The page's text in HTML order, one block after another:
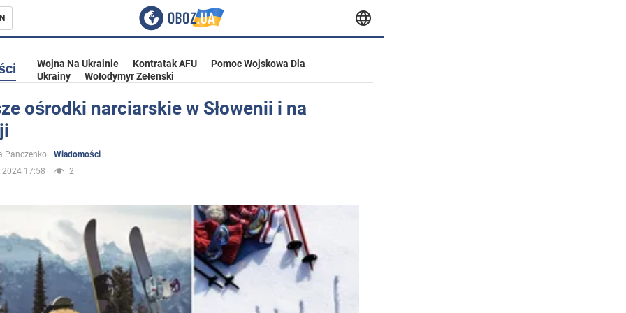
Ukrainie
Wojna Na Ukrainie Kontratak AFU
Pomoc Wojskowa Dla
Ukrainy
Wołodymyr Zełenski
ośrodki narciarskie w Słowenii i na
Panczenko
Wiadomości
17:58
2